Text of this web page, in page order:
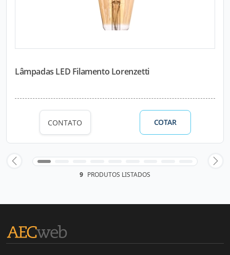
Lâmpadas LED Filamento Lorenzetti
CONTATO COTAR
9 PRODUTOS LISTADOS